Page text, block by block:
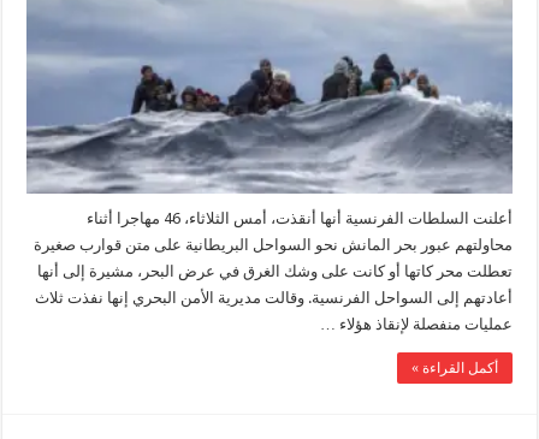
أعلنت السلطات الفرنسية أنها أنقذت، أمس الثلاثاء، 46 مهاجرا أثناء
محاولتهم عبور بحر المانش نحو السواحل البريطانية على متن قوارب صغيرة
تعطلت محر كاتها أو كانت على وشك الغرق في عرض البحر، مشيرة إلى أنها
أعادتهم إلى السواحل الفرنسية. وقالت مديرية الأمن البحري إنها نفذت ثلاث
عمليات منفصلة لإنقاذ هؤلاء …
أكمل القراءة »